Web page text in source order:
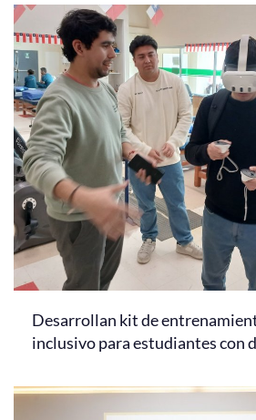
Desarrollan kit de
inclusivo para estudiantes con